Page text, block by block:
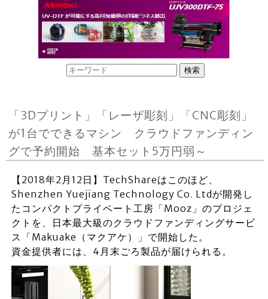
「3Dプリント」「レーザ彫刻」「CNC彫刻」
が1台でできるマシン クラウドファンディン
グで予約開始 基本セット5万円弱～
【2018年2月12日】TechShareはこのほど、
Shenzhen Yuejiang Technology Co. Ltdが開発し
たコンパクトプライベート工房「Mooz」のプロジェ
クトを、日本最大級のクラウドファンディングサービ
ス「Makuake（マクアケ）」で開始した。
資金提供者には、4月末ごろ製品が届けられる。